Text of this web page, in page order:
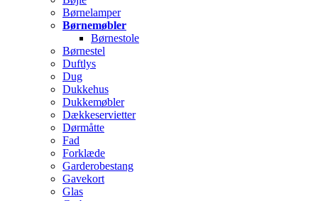
Børnelamper
Børnemøbler
Børnestole
Børnestel
Duftlys
Dug
Dukkehus
Dukkemøbler
Dækkeservietter
Dørmåtte
Fad
Forklæde
Garderobestang
Gavekort
Glas